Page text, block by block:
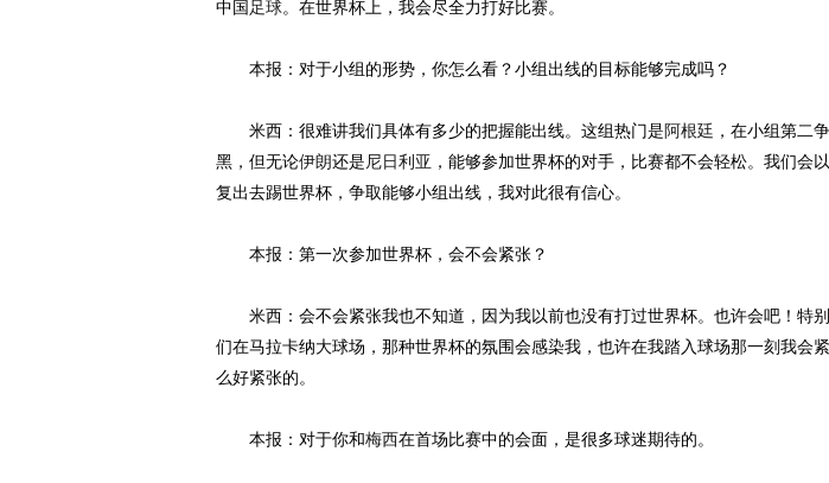
中国 足球。在世界杯上，我会尽全力打好比赛。
本报：对于小组的形势，你怎么看？小组出线的目标能够完成吗？
米西：很难讲我们具体有多少的把握能出线。这组热门是阿根廷 ，在小组第二
黑，但无论伊朗还是尼日利亚 ，能够参加世界杯的对手，比赛都不会轻松。我们会
复出去踢世界杯，争取能够小组出线，我对此很有信心。
本报：第一次参加世界杯，会不会紧张？
米西：会不会紧张我也不知道，因为我以前也没有打过世界杯。也许会吧！特
们在马拉卡纳大球场，那种世界杯的氛围会感染我，也许在我踏入球场那一刻我会
么好紧张的。
本报：对于你和梅西在首场比赛中的会面，是很多球迷期待的。